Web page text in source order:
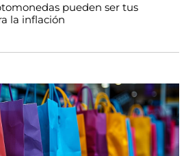
pueden ser tus
la inflación